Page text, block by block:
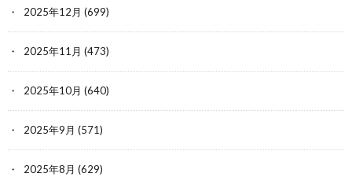
2025年12月 (699)
2025年11月 (473)
2025年10月 (640)
2025年9月 (571)
2025年8月 (629)